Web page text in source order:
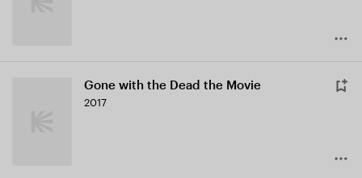
Gone with the Dead the Movie
2017